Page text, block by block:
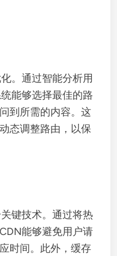
。通过智能分析用
能够选择最佳的路
到所需的内容。这
态调整路由，以保
键技术。通过将热
能够避免用户请
时间。此外，缓存